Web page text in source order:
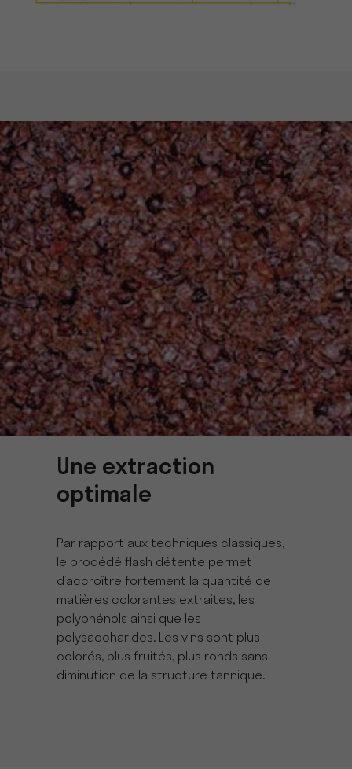
Une extraction
optimale
Par rapport aux techniques classiques,
le procédé flash détente permet
d’accroître fortement la quantité de
matières colorantes extraites, les
polyphénols ainsi que les
polysaccharides. Les vins sont plus
colorés, plus fruités, plus ronds sans
diminution de la structure tannique.